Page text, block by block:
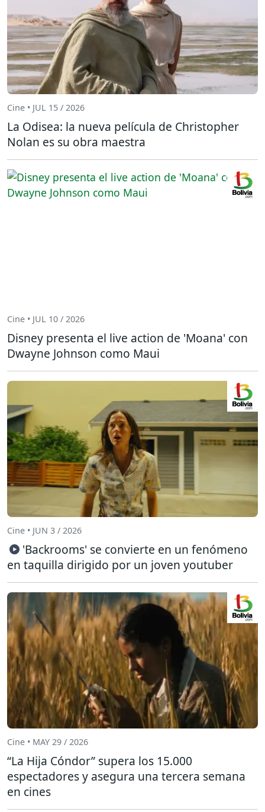
Cine • JUL 15 / 2026
La Odisea: la nueva película de Christopher
Nolan es su obra maestra
Cine • JUL 10 / 2026
Disney presenta el live action de 'Moana' con
Dwayne Johnson como Maui
Cine • JUN 3 / 2026
'Backrooms' se convierte en un fenómeno
en taquilla dirigido por un joven youtuber
Cine • MAY 29 / 2026
“La Hija Cóndor” supera los 15.000
espectadores y asegura una tercera semana
en cines